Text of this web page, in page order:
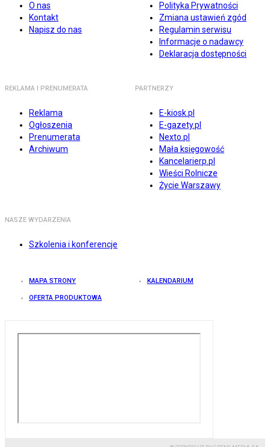
O nas
Kontakt
Napisz do nas
Polityka Prywatności
Zmiana ustawień zgód
Regulamin serwisu
Informacje o nadawcy
Deklaracja dostępności
REKLAMA I PRENUMERATA
Reklama
Ogłoszenia
Prenumerata
Archiwum
PARTNERZY
E-kiosk.pl
E-gazety.pl
Nexto.pl
Mała księgowość
Kancelarierp.pl
Wieści Rolnicze
Życie Warszawy
NASZE WYDARZENIA
Szkolenia i konferencje
MAPA STRONY KALENDARIUM
OFERTA PRODUKTOWA